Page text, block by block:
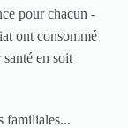
pour chacun -
ont consommé
en soit
familiales...